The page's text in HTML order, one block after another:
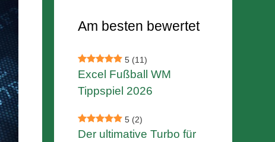
Am besten bewertet
5 (11)
Excel Fußball WM
Tippspiel 2026
5 (2)
Der ultimative Turbo für